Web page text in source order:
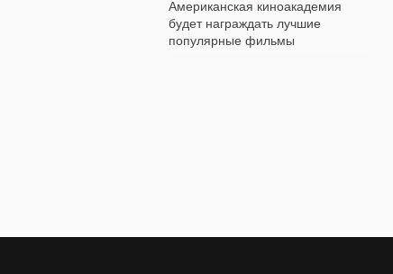
Американская киноакадемия
будет награждать лучшие
популярные фильмы